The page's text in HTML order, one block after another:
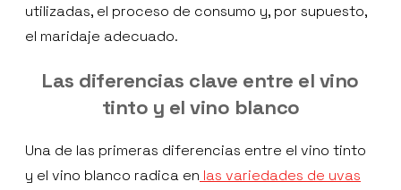
utilizadas, el proceso de consumo y, por supuesto,
el maridaje adecuado.
Las diferencias clave entre el vino
tinto y el vino blanco
Una de las primeras diferencias entre el vino tinto
y el vino blanco radica en las variedades de uvas